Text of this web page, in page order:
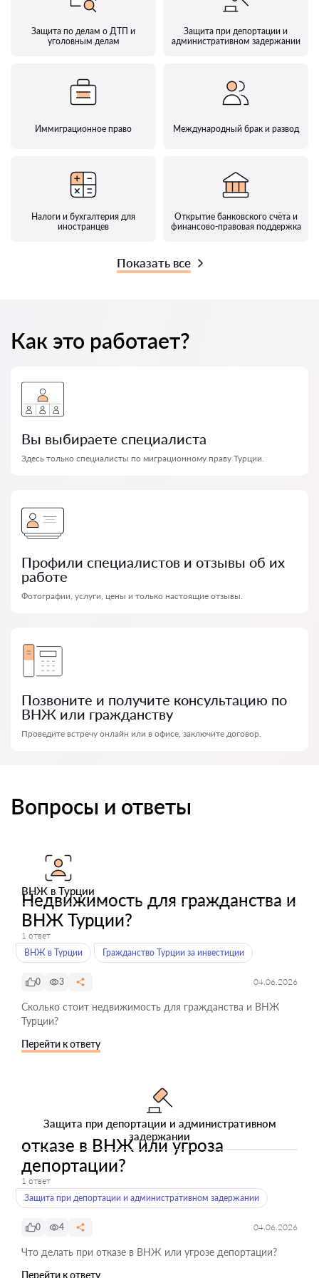
Защита по делам о ДТП и
уголовным делам
Защита при депортации и
административном задержании
Иммиграционное право Международный брак и развод
Налоги и бухгалтерия для
иностранцев
Открытие банковского счёта и
финансово-правовая поддержка
Показать все
Как это работает?
Вы выбираете специалиста
Здесь только специалисты по миграционному праву Турции.
Профили специалистов и отзывы об их
работе
Фотографии, услуги, цены и только настоящие отзывы.
Позвоните и получите консультацию по
ВНЖ или гражданству
Проведите встречу онлайн или в офисе, заключите договор.
Вопросы и ответы
ВНЖ в Турции
Недвижимость для гражданства и
ВНЖ Турции?
1 ответ
ВНЖ в Турции
Гражданство Турции за инвестиции
0 3 04.06.2026
Сколько стоит недвижимость для гражданства и ВНЖ
Турции?
Перейти к ответу
Защита при депортации и административном
задержании
отказе в ВНЖ или угроза
депортации?
1 ответ
Защита при депортации и административном задержании
0 4 04.06.2026
Что делать при отказе в ВНЖ или угрозе депортации?
Перейти к ответу